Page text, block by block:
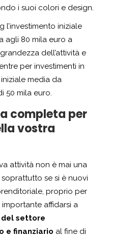
i suoi colori e design.
l’investimento iniziale
agli 80 mila euro a
dell’attività e
per investimenti in
media da
50 mila euro.
completa per
vostra
attività non è mai una
se si è nuovi
proprio per
affidarsi a
settore
e finanziario al fine di